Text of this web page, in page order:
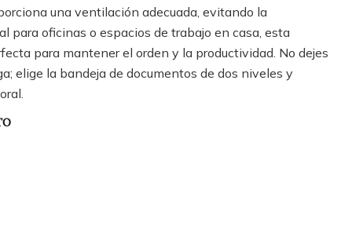
una ventilación adecuada, evitando la
para oficinas o espacios de trabajo en casa, esta
para mantener el orden y la productividad. No dejes
elige la bandeja de documentos de dos niveles y